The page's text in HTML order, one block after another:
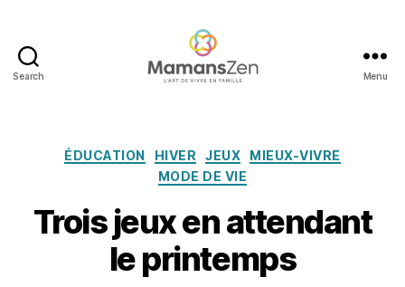
Search Menu
Catégories
ÉDUCATION HIVER JEUX
MIEUX-VIVRE
MODE DE VIE
Trois jeux en attendant
le printemps
6